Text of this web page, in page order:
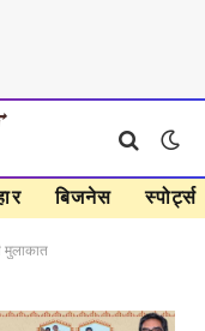
बिजनेस स्पोर्ट्स
मुलाकात